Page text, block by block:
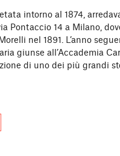
intorno al 1874,
Pontaccio 14 a Milano,
nel 1891. L’anno
giunse all’Accademia
di uno dei più grandi